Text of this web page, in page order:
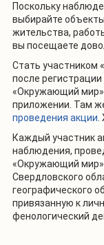
Поскольку
выбирайте
жительства,
вы посещаете
Стать участником
после регистрации
«Окружающий
приложении. Там
проведения акции.
Каждый участник
наблюдения,
«Окружающий мир»
Свердловского
географического
привязанную к
фенологический